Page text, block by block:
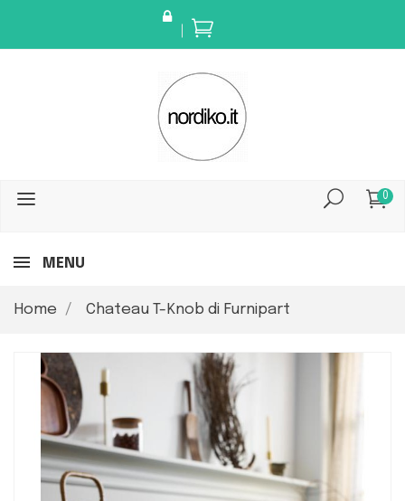
0
MENU
Home Chateau T-Knob di Furnipart